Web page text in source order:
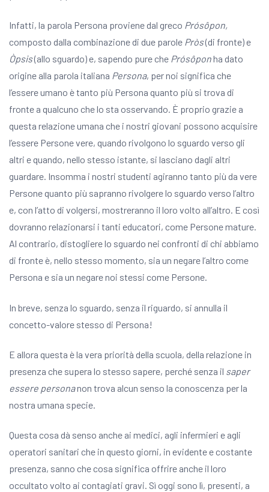
Infatti, la parola Persona proviene dal greco Prósôpon,
composto dalla combinazione di due parole Pròs(di fronte) e
Òpsis(allo sguardo) e, sapendo pure che Prósôponha dato
origine alla parola italiana Persona, per noi significa che
l’essere umano è tanto più Persona quanto più si trova di
fronte a qualcuno che lo sta osservando. È proprio grazie a
questa relazione umana che i nostri giovani possono acquisire
l’essere Persone vere, quando rivolgono lo sguardo verso gli
altri e quando, nello stesso istante, si lasciano dagli altri
guardare. Insomma i nostri studenti agiranno tanto più da vere
Persone quanto più sapranno rivolgere lo sguardo verso l’altro
e, con l’atto di volgersi, mostreranno il loro volto all’altro. E così
dovranno relazionarsi i tanti educatori, come Persone mature.
Al contrario, distogliere lo sguardo nei confronti di chi abbiamo
di fronte è, nello stesso momento, sia un negare l’altro come
Persona e sia un negare noi stessi come Persone.
In breve, senza lo sguardo, senza il riguardo, si annulla il
concetto-valore stesso di Persona!
E allora questa è la vera priorità della scuola, della relazione in
presenza che supera lo stesso sapere, perché senza il saper
essere personanon trova alcun senso la conoscenza per la
nostra umana specie.
Questa cosa dà senso anche ai medici, agli infermieri e agli
operatori sanitari che in questo giorni, in evidente e costante
presenza, sanno che cosa significa offrire anche il loro
occultato volto ai contagiati gravi. Sì oggi sono lì, presenti, a